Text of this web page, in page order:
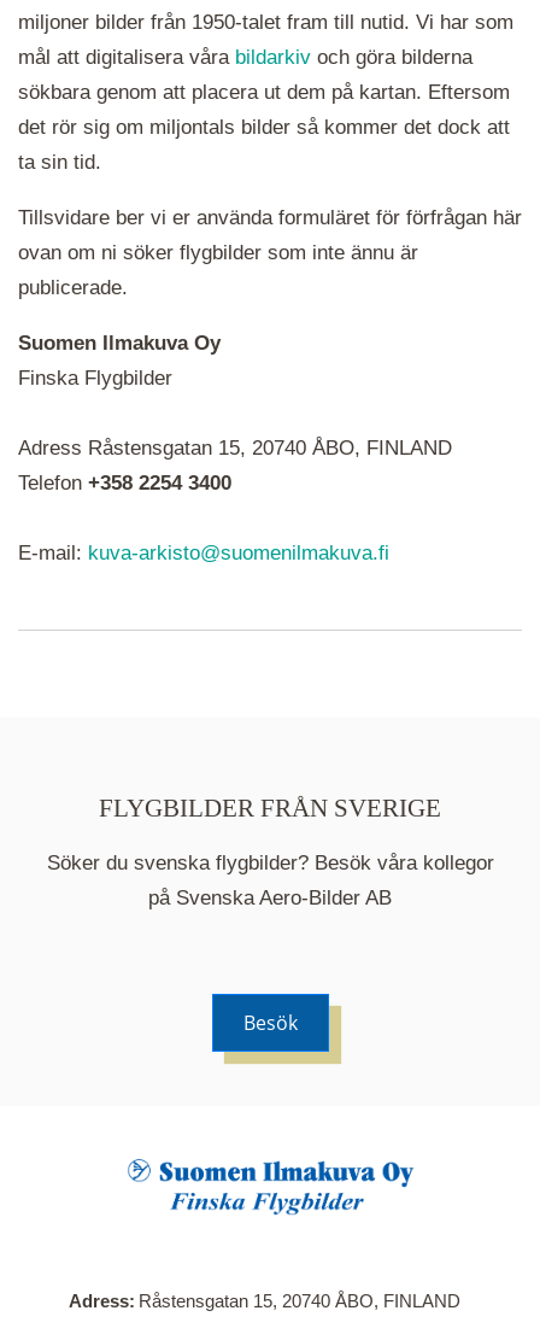
ikoner är det en serie i varje. Utplacerade bilder
syns som nålar istället.
När du klickar på en serie så öppnas en ny flik.
Här visas en karta över bilder med kända
miljoner bilder från 1950-talet fram till nutid. Vi har som
mål att digitalisera våra bildarkiv och göra bilderna
sökbara genom att placera ut dem på kartan. Eftersom
det rör sig om miljontals bilder så kommer det dock att
ta sin tid.
Tillsvidare ber vi er använda formuläret för förfrågan här
ovan om ni söker flygbilder som inte ännu är
publicerade.
Suomen Ilmakuva Oy
Finska Flygbilder
Adress Råstensgatan 15, 20740 ÅBO, FINLAND
Telefon +358 2254 3400
E-mail: kuva-arkisto@suomenilmakuva.fi
FLYGBILDER FRÅN SVERIGE
Söker du svenska flygbilder? Besök våra kollegor
på Svenska Aero-Bilder AB
Besök
Adress Råstensgatan 15, 20740 ÅBO, FINLAND